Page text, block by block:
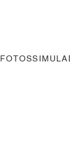
FOTOS